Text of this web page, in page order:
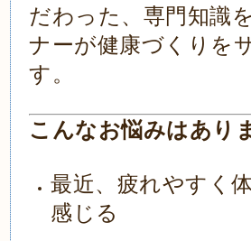
だわった、専門知識
ナーが健康づくりを
す。
こんなお悩みはあり
最近、疲れやすく
感じる